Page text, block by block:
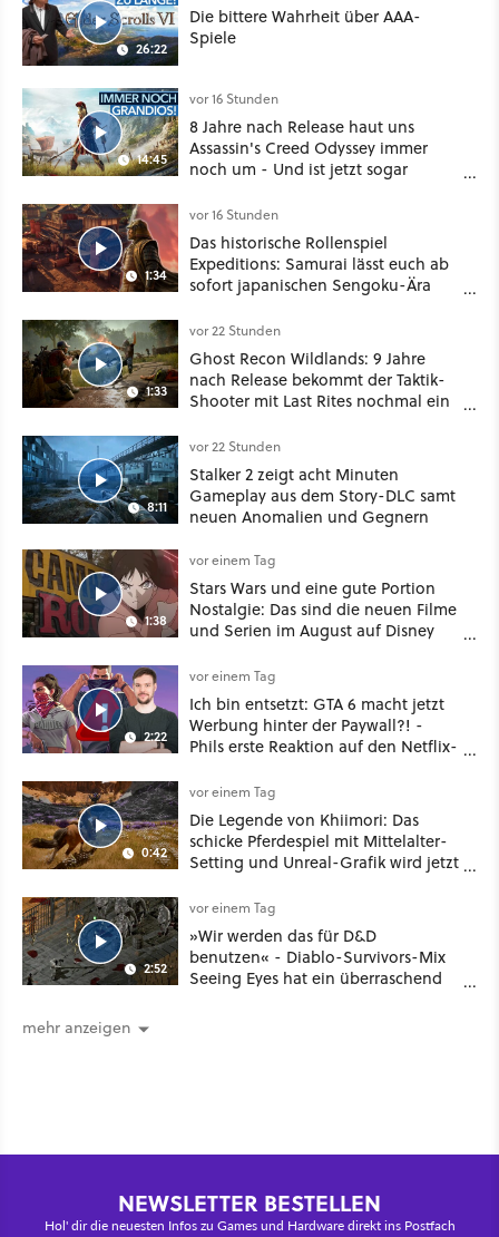
26:22
Die bittere Wahrheit über AAA-
Spiele
14:45
vor 16 Stunden
8 Jahre nach Release haut uns
Assassin's Creed Odyssey immer
noch um - Und ist jetzt sogar
1:34
vor 16 Stunden
Das historische Rollenspiel
Expeditions: Samurai lässt euch ab
sofort japanischen Sengoku-Ära
oder Diplomatie
1:33
vor 22 Stunden
Ghost Recon Wildlands: 9 Jahre
nach Release bekommt der Taktik-
Shooter mit Last Rites nochmal ein
8:11
vor 22 Stunden
Stalker 2 zeigt acht Minuten
Gameplay aus dem Story-DLC samt
neuen Anomalien und Gegnern
1:38
vor einem Tag
Stars Wars und eine gute Portion
Nostalgie: Das sind die neuen Filme
und Serien im August auf Disney
2:22
vor einem Tag
Ich bin entsetzt: GTA 6 macht jetzt
Werbung hinter der Paywall?! -
Phils erste Reaktion auf den Netflix-
0:42
vor einem Tag
Die Legende von Khiimori: Das
schicke Pferdespiel mit Mittelalter-
Setting und Unreal-Grafik wird jetzt
2:52
vor einem Tag
»Wir werden das für D&D
benutzen« - Diablo-Survivors-Mix
Seeing Eyes hat ein überraschend
mehr anzeigen
NEWSLETTER BESTELLEN
Hol' dir die neuesten Infos zu Games und Hardware direkt ins Postfach